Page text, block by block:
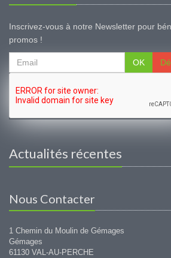
Inscrivez-vous à notre Newsletter pour
promos !
OK
Actualités récentes
Nous Contacter
1 Chemin du Moulin de Gémages
Gémages
61130 VAL-AU-PERCHE